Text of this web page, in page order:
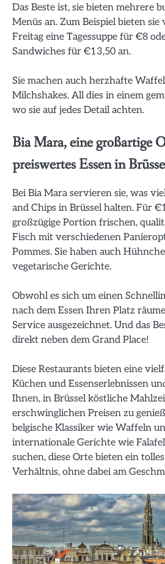
Das Beste ist, sie bieten mehrere
Menüs an. Zum Beispiel bieten
Freitag eine Tagessuppe für €8
Sandwiches für €13,50 an.
Sie machen auch herzhafte
Milchshakes. All dies in einem
wo sie auf jedes Detail achten.
Bia Mara, eine großartige
preiswertes Essen in
Bei Bia Mara servieren sie, was
and Chips in Brüssel halten. Für
großzügige Portion frischen,
Fisch mit verschiedenen
Pommes. Sie haben auch
vegetarische Gerichte.
Obwohl es sich um einen
nach dem Essen Ihren Platz
Service ausgezeichnet. Und das
direkt neben dem Grand Place!
Diese Restaurants bieten eine
Küchen und Essenserlebnissen
Ihnen, in Brüssel köstliche
erschwinglichen Preisen zu
belgische Klassiker wie Waffeln
internationale Gerichte wie
suchen, diese Orte bieten ein
Verhältnis, ohne dabei am